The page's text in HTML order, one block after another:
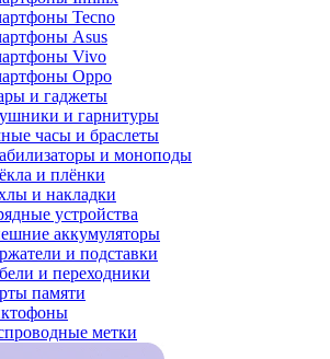
Tecno
Asus
Vivo
Oppo
и гаджеты
и гарнитуры
часы и браслеты
и моноподы
и плёнки
и накладки
устройства
аккумуляторы
и подставки
и переходники
памяти
метки